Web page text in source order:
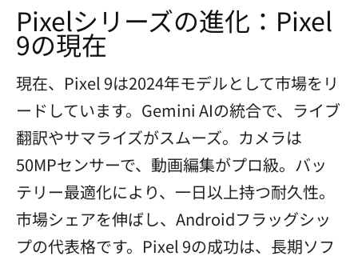
Pixelシリーズの進化：Pixel
9の現在
現在、Pixel 9は2024年モデルとして市場をリ
ードしています。Gemini AIの統合で、ライブ
翻訳やサマライズがスムーズ。カメラは
50MPセンサーで、動画編集がプロ級。バッ
テリー最適化により、一日以上持つ耐久性。
市場シェアを伸ばし、Androidフラッグシッ
プの代表格です。Pixel 9の成功は、長期ソフ